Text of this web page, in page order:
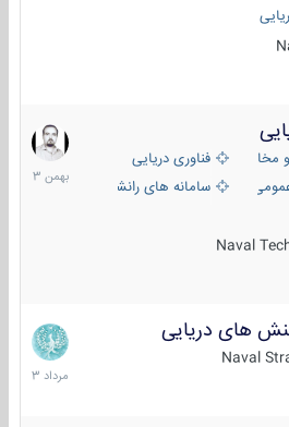
کپی
دریاییفناوری دریایی
سامانه های رانشی دریایی
Naval
6
بهمن
1403
های دریایی
Naval
2
مرداد
1403